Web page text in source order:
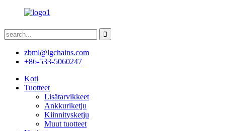
zbml@lgchains.com
+86-533-5060247
Koti
Tuotteet
Lisätarvikkeet
Ankkuriketju
Kiinnitysketju
Muut tuotteet